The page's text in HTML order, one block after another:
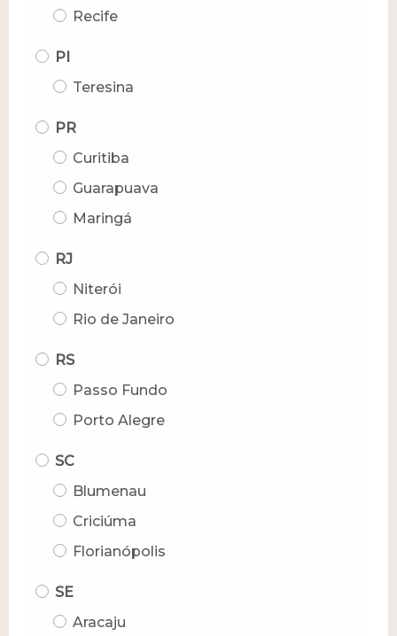
Recife
PI
Teresina
PR
Curitiba
Guarapuava
Maringá
RJ
Niterói
Rio de Janeiro
RS
Passo Fundo
Porto Alegre
SC
Blumenau
Criciúma
Florianópolis
SE
Aracaju